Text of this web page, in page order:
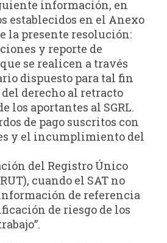
información, en
establecidos en el Anexo
la presente resolución:
y reporte de
se realicen a través
dispuesto para tal fin
derecho al retracto
los aportantes al SGRL.
de pago suscritos con
y el incumplimiento del
del Registro Único
cuando el SAT no
de referencia
de riesgo de los